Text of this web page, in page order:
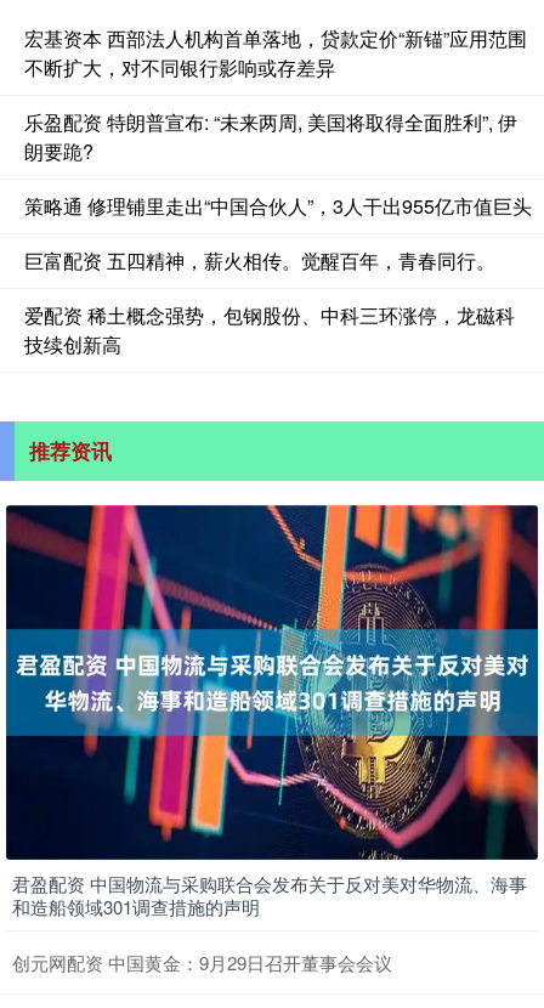
宏基资本 西部法人机构首单落地，贷款定价“新锚”应用范围
不断扩大，对不同银行影响或存差异
乐盈配资 特朗普宣布: “未来两周, 美国将取得全面胜利”, 伊
朗要跪?
策略通 修理铺里走出“中国合伙人”，3人干出955亿市值巨头
巨富配资 五四精神，薪火相传。觉醒百年，青春同行。
爱配资 稀土概念强势，包钢股份、中科三环涨停，龙磁科
技续创新高
推荐资讯
君盈配资 中国物流与采购联合会发布关于反对美对华物流、海事
和造船领域301调查措施的声明
创元网配资 中国黄金：9月29日召开董事会会议